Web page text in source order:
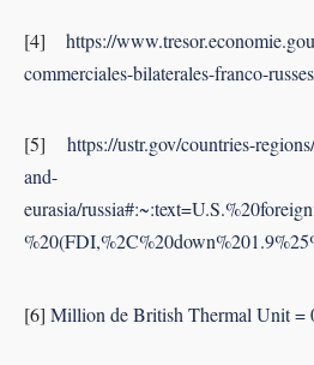
[4] https://
commerciales-bilaterales-franco-
[5] https://ustr.gov/countries-
and-
eurasia/
[6] Million de British Thermal Unit =